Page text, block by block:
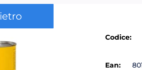
Codice:
Ean: